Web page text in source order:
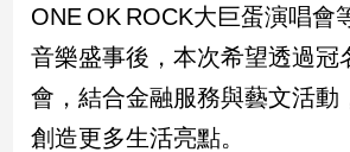
冠
毒
專
區
ONE OK ROCK大巨蛋演唱會
音樂盛事後，本次希望透過冠
會，結合金融服務與藝文活動
創造更多生活亮點。